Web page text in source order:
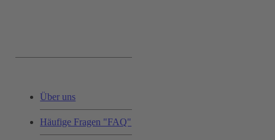
Über uns
Häufige Fragen "FAQ"